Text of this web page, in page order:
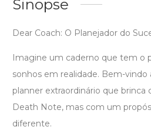
Sinopse
Dear Coach: O Planejador do
Imagine um caderno que tem o
sonhos em realidade. Bem-vindo
planner extraordinário que brinca
Death Note, mas com um
diferente.